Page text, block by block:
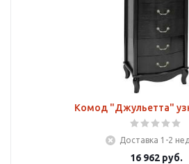
Комод "Джульетта"
Доставка 1-2
16 962руб.